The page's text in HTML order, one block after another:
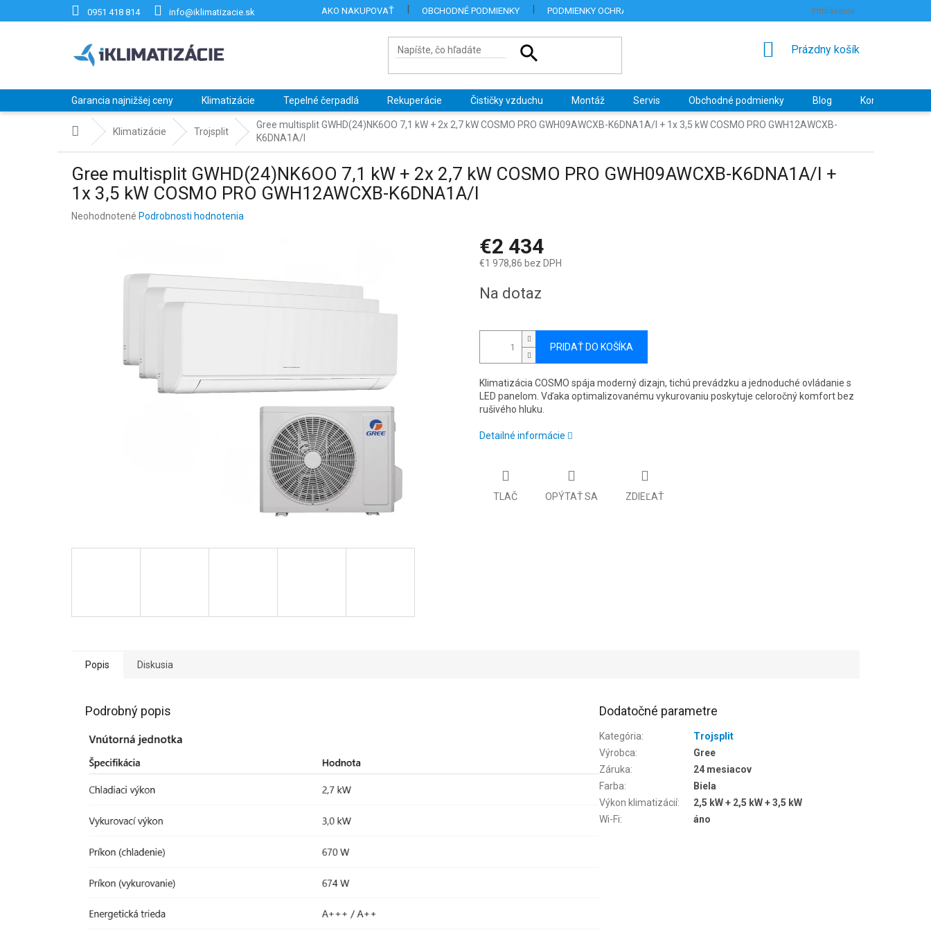
0951 418 814 info@iklimatizacie.sk AKO NAKUPOVAŤ OBCHODNÉ PODMIENKY PODMIENKY OCHRANY OSOBNÝCH ÚDAJOV HODNOTENIE OBCHODU
Prihlásenie
NÁKUPNÝ
Prázdny košík
Garancia najnižšej ceny Klimatizácie Tepelné čerpadlá Rekuperácie Čističky vzduchu Montáž Servis Obchodné podmienky Blog Kontakty
DomovKlimatizácie Trojsplit
Gree multisplit GWHD(24)NK6OO 7,1 kW + 2x 2,7 kW COSMO PRO GWH09AWCXB-K6DNA1A/I + 1x 3,5 kW COSMO PRO GWH12AWCXB-
K6DNA1A/I
Gree multisplit GWHD(24)NK6OO 7,1 kW + 2x 2,7 kW COSMO PRO GWH09AWCXB-K6DNA1A/I +
1x 3,5 kW COSMO PRO GWH12AWCXB-K6DNA1A/I
Priemerné
Neohodnotené Podrobnosti hodnotenia
€2 434
€1 978,86 bez DPH
cena:
Na dotaz
PRIDAŤ DO KOŠÍKA
Klimatizácia COSMO spája moderný dizajn, tichú prevádzku a jednoduché ovládanie s
LED panelom. Vďaka optimalizovanému vykurovaniu poskytuje celoročný komfort bez
rušivého hluku.
Detailné informácie
TLAČ OPÝTAŤ SA ZDIEĽAŤ
Popis Diskusia
Podrobný popis Dodatočné parametre
Kategória:
Trojsplit
Výrobca:
Gree
Záruka:
24 mesiacov
Farba:
Biela
Výkon klimatizácií:
2,5 kW + 2,5 kW + 3,5 kW
Wi-Fi: áno